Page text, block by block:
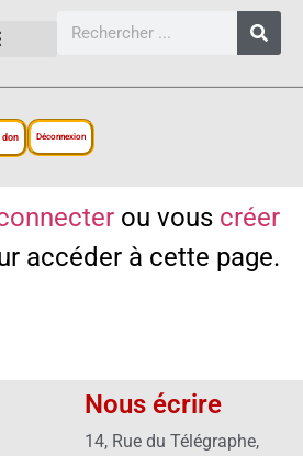
don Déconnexion
ou vous créer
accéder à cette page.
Nous écrire
14, Rue du Télégraphe,